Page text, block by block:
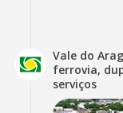
Vale do
ferrovia,
serviços